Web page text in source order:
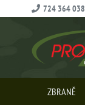
724 364 038
ZBRANĚ